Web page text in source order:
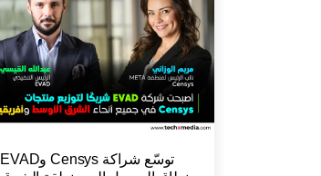
توسّع شراكة Censys وEVAD